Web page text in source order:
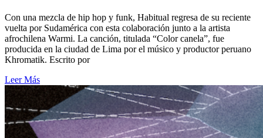
Con una mezcla de hip hop y funk, Habitual regresa de su reciente
vuelta por Sudamérica con esta colaboración junto a la artista
afrochilena Warmi. La canción, titulada “Color canela”, fue
producida en la ciudad de Lima por el músico y productor peruano
Khromatik. Escrito por
Leer Más